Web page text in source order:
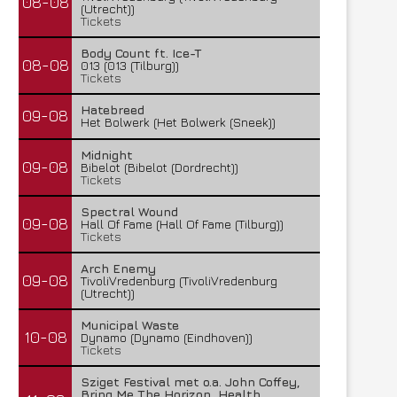
(Utrecht))
Tickets
08-08
Body Count ft. Ice-T
013 (013 (Tilburg))
Tickets
09-08
Hatebreed
Het Bolwerk (Het Bolwerk (Sneek))
09-08
Midnight
Bibelot (Bibelot (Dordrecht))
Tickets
09-08
Spectral Wound
Hall Of Fame (Hall Of Fame (Tilburg))
Tickets
09-08
Arch Enemy
TivoliVredenburg (TivoliVredenburg
(Utrecht))
10-08
Municipal Waste
Dynamo (Dynamo (Eindhoven))
Tickets
Sziget Festival met o.a. John Coffey,
Bring Me The Horizon, Health